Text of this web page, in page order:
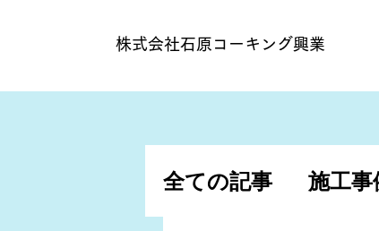
​株式会社石原コーキング興業
全ての記事 施工事